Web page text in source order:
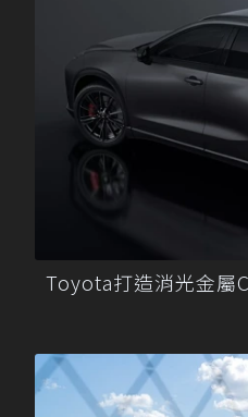
Toyota打造消光金屬